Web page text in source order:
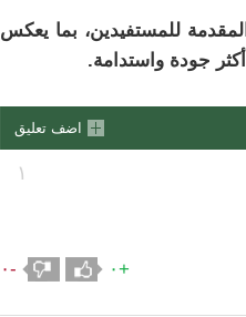
للمستفيدين، بما يعكس
جودة واستدامة.
اضف تعليق
١
+٠ -٠